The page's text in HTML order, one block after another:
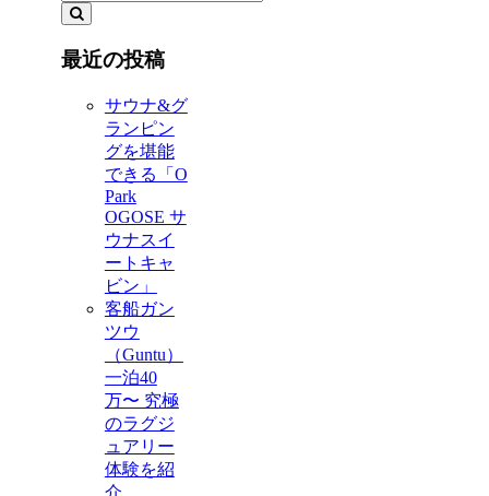
最近の投稿
サウナ&グ
ランピン
グを堪能
できる「O
Park
OGOSE サ
ウナスイ
ートキャ
ビン」
客船ガン
ツウ
（Guntu）
一泊40
万〜 究極
のラグジ
ュアリー
体験を紹
介